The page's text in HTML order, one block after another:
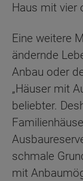
Haus mit vier
Eine weitere
ändernde
Anbau oder
„Häuser mit
beliebter.
schmale
mit